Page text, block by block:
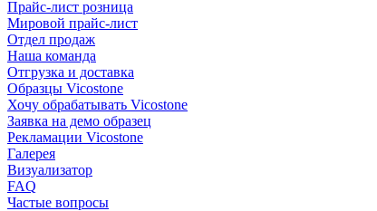
Прайс-лист розница
Мировой прайс-лист
Отдел продаж
Наша команда
Отгрузка и доставка
Образцы Vicostone
Хочу обрабатывать Vicostone
Заявка на демо образец
Рекламации Vicostone
Галерея
Визуализатор
FAQ
Частые вопросы